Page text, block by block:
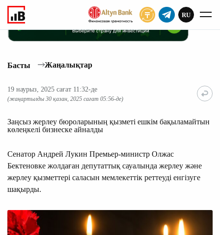
ЖАЗЫЛУ
RU
Басты Жаңалықтар
19 наурыз, 2025 сағат 11:32-де
(жаңартылды 30 қазан, 2025 сағат 05:56-де)
Заңсыз жерлеу бюроларының қызметі ешкім бақыламайтын
көлеңкелі бизнеске айналды
Сенатор Андрей Лукин Премьер-министр Олжас
Бектеновке жолдаған депутаттық сауалында жерлеу және
жерлеу қызметтері саласын мемлекеттік реттеуді енгізуге
шақырды.